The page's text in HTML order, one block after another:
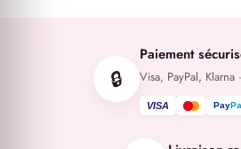
🔒
Paiement
Visa, PayPal, Klarna
VISA Pay